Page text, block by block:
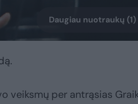
Daugiau nuotraukų (1)
veiksmų per antrąsias